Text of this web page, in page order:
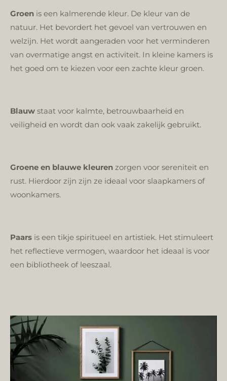
Groen is een kalmerende kleur. De kleur van de
natuur. Het bevordert het gevoel van vertrouwen en
welzijn. Het wordt aangeraden voor het verminderen
van overmatige angst en activiteit. In kleine kamers is
het goed om te kiezen voor een zachte kleur groen.
Blauw staat voor kalmte, betrouwbaarheid en
veiligheid en wordt dan ook vaak zakelijk gebruikt.
Groene en blauwe kleuren zorgen voor sereniteit en
rust. Hierdoor zijn zijn ze ideaal voor slaapkamers of
woonkamers.
Paars is een tikje spiritueel en artistiek. Het stimuleert
het reflectieve vermogen, waardoor het ideaal is voor
een bibliotheek of leeszaal.